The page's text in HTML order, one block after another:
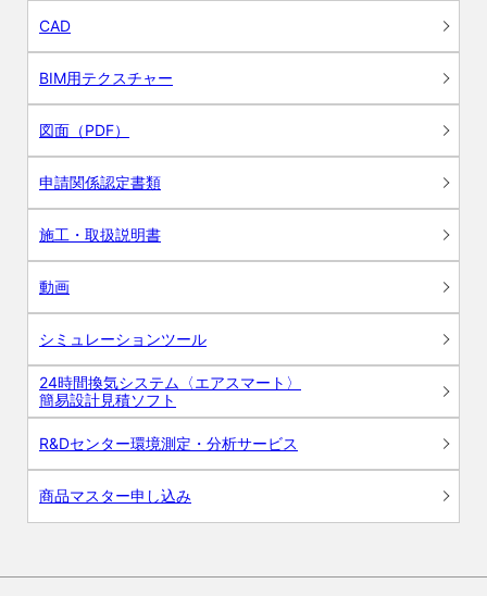
CAD
BIM用テクスチャー
図面（PDF）
申請関係認定書類
施工・取扱説明書
動画
シミュレーションツール
24時間換気システム〈エアスマート〉
簡易設計見積ソフト
R&Dセンター環境測定・分析サービス
商品マスター申し込み